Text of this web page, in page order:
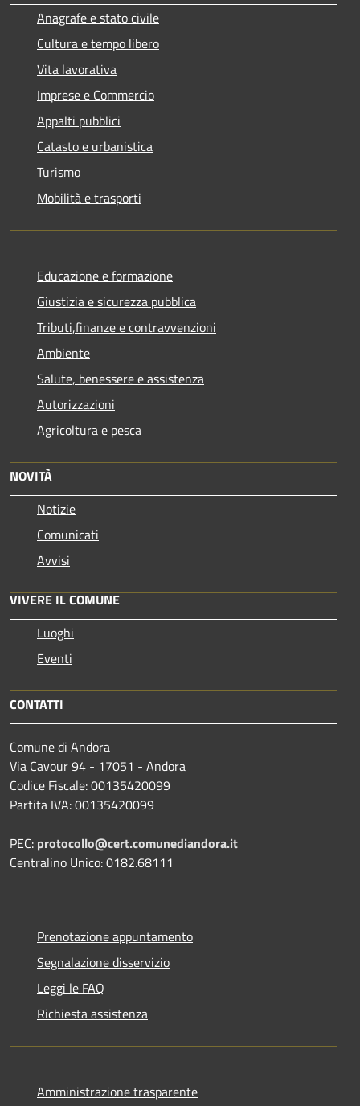
Anagrafe e stato civile
Cultura e tempo libero
Vita lavorativa
Imprese e Commercio
Appalti pubblici
Catasto e urbanistica
Turismo
Mobilità e trasporti
Educazione e formazione
Giustizia e sicurezza pubblica
Tributi,finanze e contravvenzioni
Ambiente
Salute, benessere e assistenza
Autorizzazioni
Agricoltura e pesca
NOVITÀ
Notizie
Comunicati
Avvisi
VIVERE IL COMUNE
Luoghi
Eventi
CONTATTI
Comune di Andora
Via Cavour 94 - 17051 - Andora
Codice Fiscale: 00135420099
Partita IVA: 00135420099
PEC: protocollo@cert.comunediandora.it
Centralino Unico: 0182.68111
Prenotazione appuntamento
Segnalazione disservizio
Leggi le FAQ
Richiesta assistenza
Amministrazione trasparente